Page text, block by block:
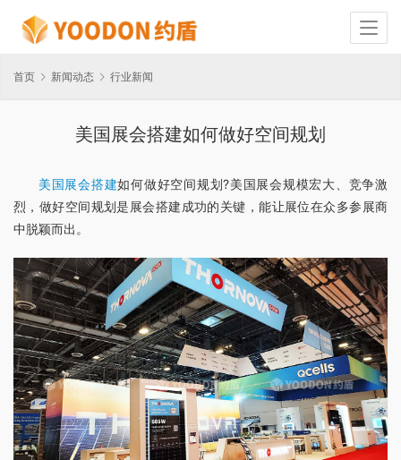
首页 新闻动态 行业新闻
美国展会搭建如何做好空间规划
美国展会搭建如何做好空间规划?美国展会规模宏大、竞争激
烈，做好空间规划是展会搭建成功的关键，能让展位在众多参展商
中脱颖而出。